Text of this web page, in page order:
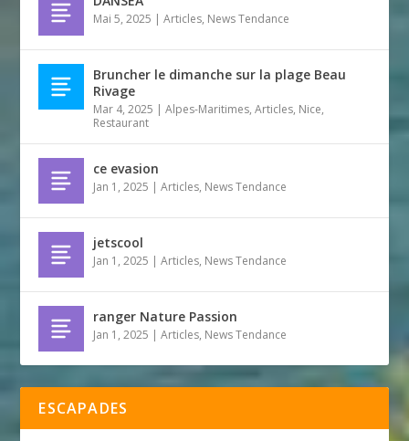
Mai 5, 2025 |Articles, News Tendance
Bruncher le dimanche sur la plage Beau
Rivage
Mar 4, 2025 |Alpes-Maritimes,Articles, Nice,
Restaurant
ce evasion
Jan 1, 2025 |Articles, News Tendance
jetscool
Jan 1, 2025 |Articles, News Tendance
ranger Nature Passion
Jan 1, 2025 |Articles, News Tendance
ESCAPADES